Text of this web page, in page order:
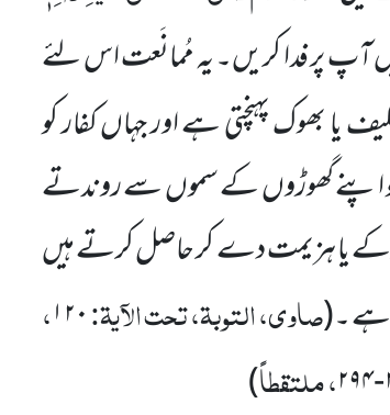
آپ پر فدا کریں۔یہمُمانَعت اس لئے
یا بھوک پہنچتی ہے اور جہاں کفار کو
کو اپنے گھوڑوں کے سموں سے روندتے
کرکے یا ہزیمت دے کر حاصل کرتے ہیں
۔(صاوی، التوبۃ، تحت الآیۃ:۱۲۰،
-۲۹۴، ملتقطاً)